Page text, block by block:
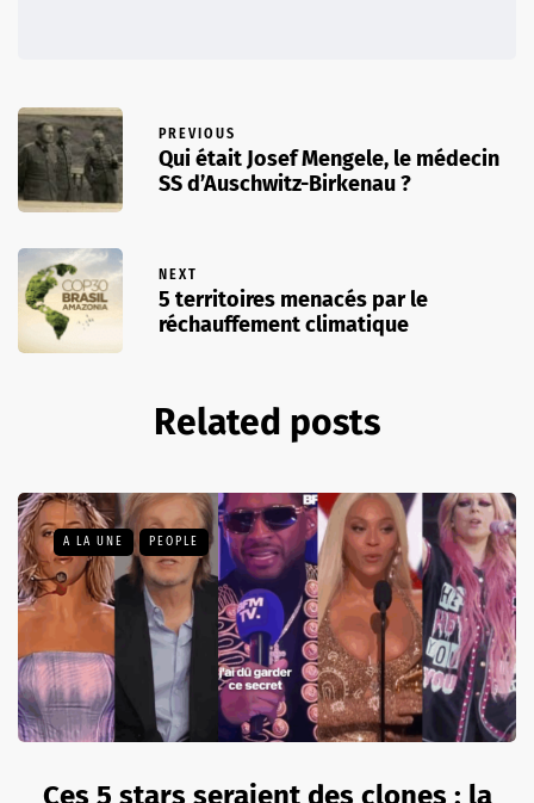
PREVIOUS
Qui était Josef Mengele, le médecin
SS d’Auschwitz-Birkenau ?
NEXT
5 territoires menacés par le
réchauffement climatique
Related posts
A LA UNE PEOPLE
Ces 5 stars seraient des clones : la